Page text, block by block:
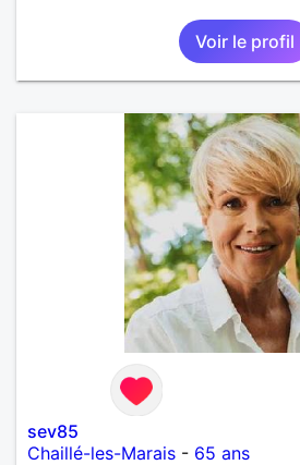
Voir le profil
sev85
Chaillé-les-Marais - 65 ans